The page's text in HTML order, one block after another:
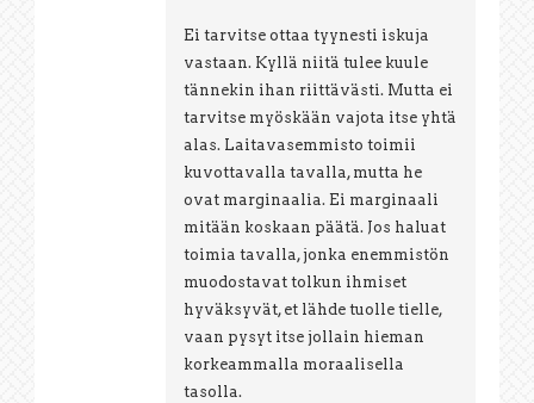
Ei tarvitse ottaa tyynesti iskuja
vastaan. Kyllä niitä tulee kuule
tännekin ihan riittävästi. Mutta ei
tarvitse myöskään vajota itse yhtä
alas. Laitavasemmisto toimii
kuvottavalla tavalla, mutta he
ovat marginaalia. Ei marginaali
mitään koskaan päätä. Jos haluat
toimia tavalla, jonka enemmistön
muodostavat tolkun ihmiset
hyväksyvät, et lähde tuolle tielle,
vaan pysyt itse jollain hieman
korkeammalla moraalisella
tasolla.